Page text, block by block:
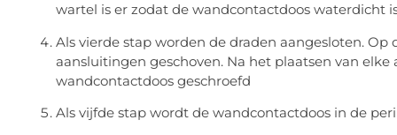
wartel is er zodat de wandcontactdoos waterdicht
Als vierde stap worden de draden aangesloten.
aansluitingen geschoven. Na het plaatsen van
wandcontactdoos geschroefd
Als vijfde stap wordt de wandcontactdoos in de